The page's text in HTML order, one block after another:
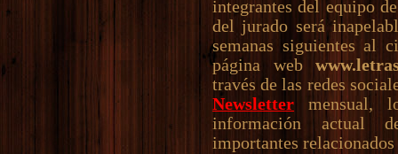
integrantes del equipo
del jurado será
semanas siguientes al
página web
través de las redes
Newsletter mensual,
información actual
importantes